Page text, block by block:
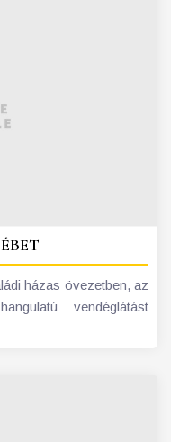
házas övezetben, az
vendéglátást